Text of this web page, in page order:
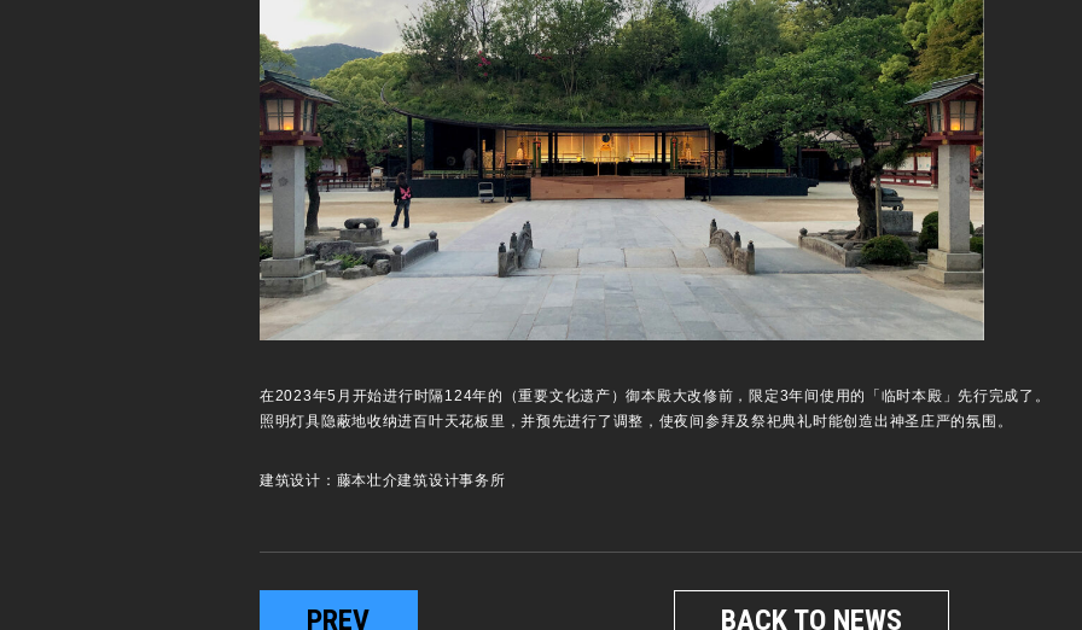
在2023年5月开始进行时隔124年的（重要文化遗产）御本殿大改修前，限定3年间使用的「临时本殿」先行完成了。
照明灯具隐蔽地收纳进百叶天花板里，并预先进行了调整，使夜间参拜及祭祀典礼时能创造出神圣庄严的氛围。
建筑设计：藤本壮介建筑设计事务所
PREV BACK TO NEWS